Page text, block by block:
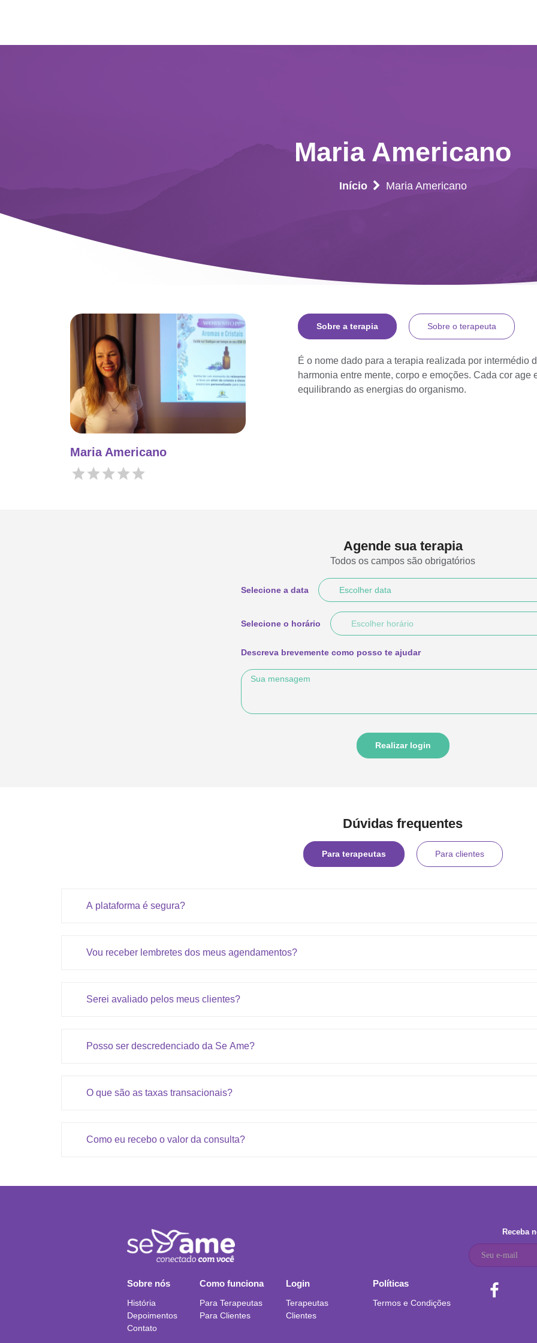
Maria Americano
Início Maria Americano
Maria Americano
Sobre a terapia Sobre o terapeuta
É o nome dado para a terapia realizada por intermédio
harmonia entre mente, corpo e emoções. Cada cor age
equilibrando as energias do organismo.
Agende sua terapia
Todos os campos são obrigatórios
Selecione a data
Selecione o horário
Descreva brevemente como posso te ajudar
Realizar login
Dúvidas frequentes
Para terapeutas Para clientes
A plataforma é segura?
Vou receber lembretes dos meus agendamentos?
Serei avaliado pelos meus clientes?
Posso ser descredenciado da Se Ame?
O que são as taxas transacionais?
Como eu recebo o valor da consulta?
Receba
Sobre nós
História
Depoimentos
Contato
Como funciona
Para Terapeutas
Para Clientes
Login
Terapeutas
Clientes
Políticas
Termos e Condições